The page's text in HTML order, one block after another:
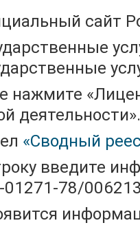
сайт
нажмите
деятельности».
«Сводный
введите
78/